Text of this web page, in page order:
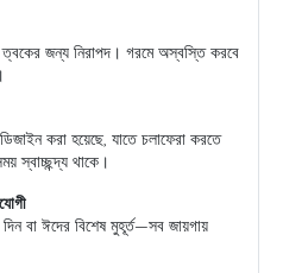
ত্বকের জন্য নিরাপদ। গরমে অস্বস্তি করবে
করা হয়েছে, যাতে চলাফেরা করতে
স্বাচ্ছন্দ্য থাকে।
দিন বা ঈদের বিশেষ মুহূর্ত—সব জায়গায়